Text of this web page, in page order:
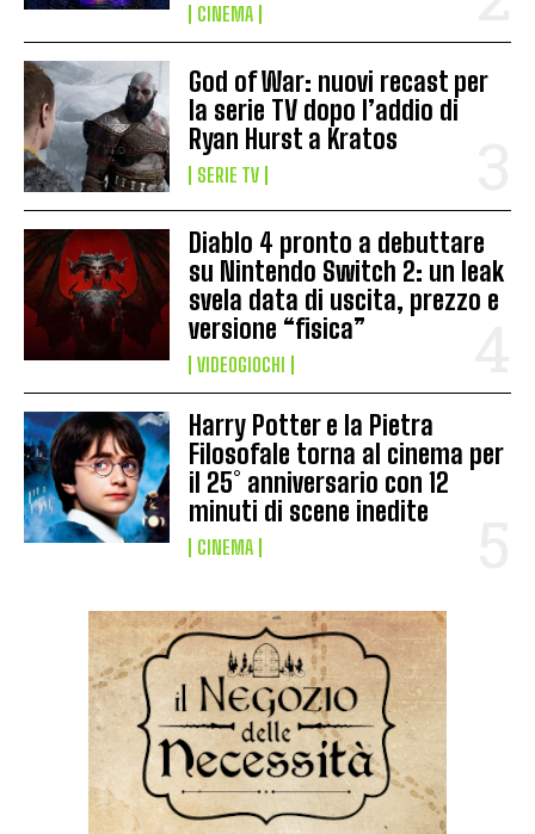
CINEMA
God of War: nuovi recast per
la serie TV dopo l’addio di
Ryan Hurst a Kratos
SERIE TV
Diablo 4 pronto a debuttare
su Nintendo Switch 2: un leak
svela data di uscita, prezzo e
versione “fisica”
VIDEOGIOCHI
Harry Potter e la Pietra
Filosofale torna al cinema per
il 25° anniversario con 12
minuti di scene inedite
CINEMA